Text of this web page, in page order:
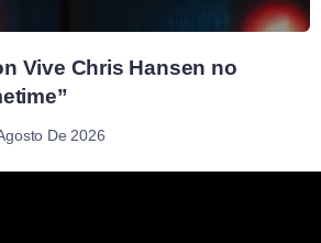
Vive Chris Hansen no
De 2026